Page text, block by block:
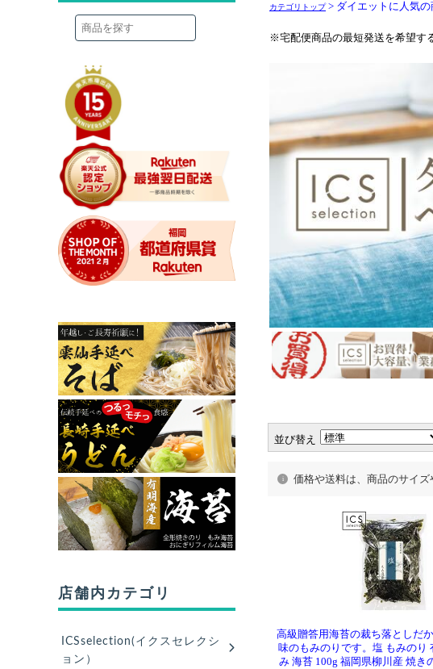
カテゴリトップ> ダイエットに人気の
※宅配便商品の最短発送を希望す
並び替え
価格や送料は、商品のサイズ
高級贈答用海苔の裁ち落としだ
味のもみのりです。塩 もみのり
み 海苔 100g 福岡県柳川産 焼き